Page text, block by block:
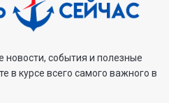
события и полезные
в курсе всего самого важного в